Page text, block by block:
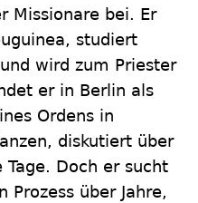
Missionare bei. Er
studiert
wird zum Priester
er in Berlin als
Ordens in
diskutiert über
Doch er sucht
Prozess über Jahre,